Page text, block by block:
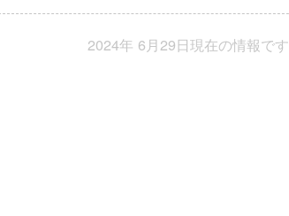
2024年 6月29日現在の情報です